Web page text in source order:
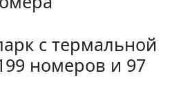
с термальной
номеров и 97